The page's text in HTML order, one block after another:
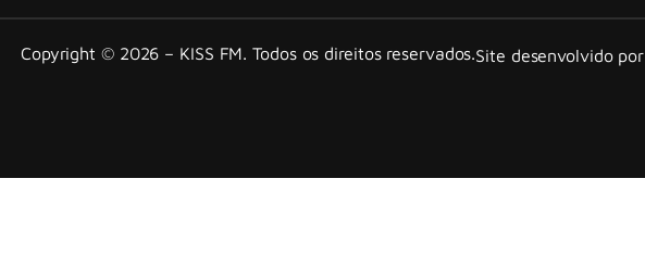
Copyright © 2026 – KISS FM. Todos os direitos reservados.Site desenvolvido por